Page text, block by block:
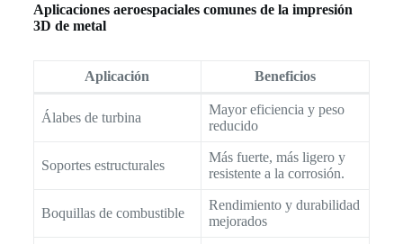
Aplicaciones aeroespaciales comunes de la impresión
3D de metal
Aplicación Beneficios
Álabes de turbina
Mayor eficiencia y peso
reducido
Soportes estructurales
Más fuerte, más ligero y
resistente a la corrosión.
Boquillas de combustible
Rendimiento y durabilidad
mejorados